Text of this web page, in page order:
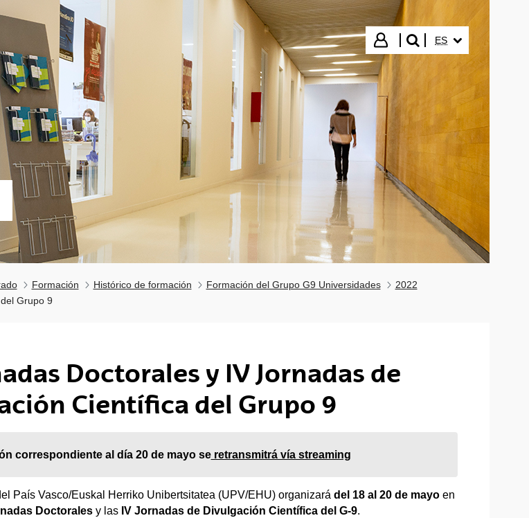
Iniciar sesión
buscar"
ES
Formación Histórico de formación Formación del Grupo G9 Universidades
2022
Grupo 9
Doctorales y IV Jornadas de
Científica del Grupo 9
correspondiente al día 20 de mayo seretransmitrá vía streaming
País Vasco/Euskal Herriko Unibertsitatea (UPV/EHU) organizará del 18 al 20 de mayoen
Doctoralesy las IV Jornadas de Divulgación Científica del G-9.